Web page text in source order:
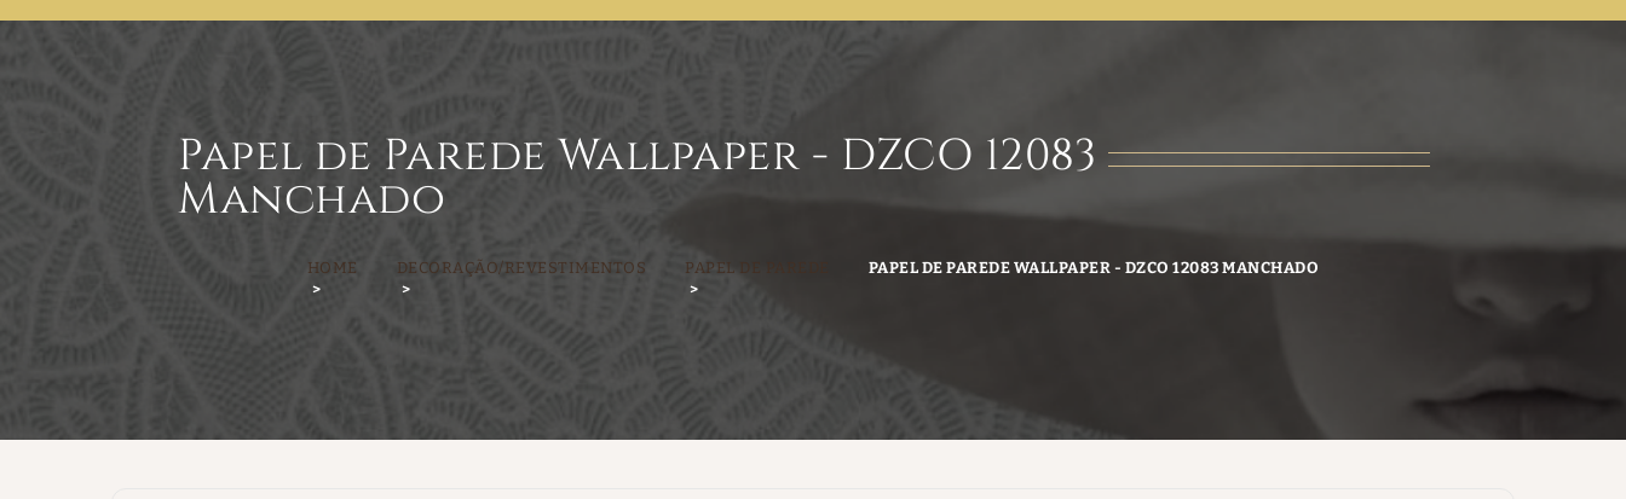
HOME DECORAÇÃO/REVESTIMENTOS PAPEL DE PAREDE PAPEL DE PAREDE WALLPAPER - DZCO 12083 MANCHADO
Papel de Parede Wallpaper - DZCO 12083
Manchado